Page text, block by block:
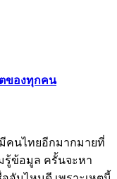
ของทุกคน
คนไทยอีกมากมายที่
รู้ข้อมูล ครั้นจะหา